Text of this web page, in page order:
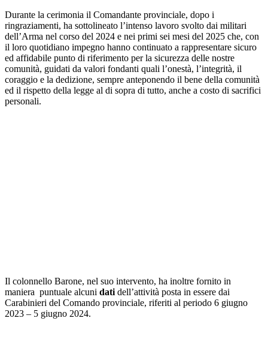
Durante la cerimonia il Comandante provinciale, dopo i
ringraziamenti, ha sottolineato l’intenso lavoro svolto dai militari
dell’Arma nel corso del 2024 e nei primi sei mesi del 2025 che, con
il loro quotidiano impegno hanno continuato a rappresentare sicuro
ed affidabile punto di riferimento per la sicurezza delle nostre
comunità, guidati da valori fondanti quali l’onestà, l’integrità, il
coraggio e la dedizione, sempre anteponendo il bene della comunità
ed il rispetto della legge al di sopra di tutto, anche a costo di sacrifici
personali.
Il colonnello Barone, nel suo intervento, ha inoltre fornito in
maniera puntuale alcuni dati dell’attività posta in essere dai
Carabinieri del Comando provinciale, riferiti al periodo 6 giugno
2023 – 5 giugno 2024.